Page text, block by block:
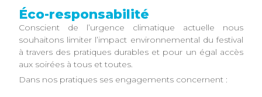
Éco-responsabilité
Conscient de l’urgence climatique actuelle nous
souhaitons limiter l’impact environnemental du festival
à travers des pratiques durables et pour un égal accès
aux soirées à tous et toutes.
Dans nos pratiques ses engagements concernent :